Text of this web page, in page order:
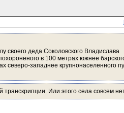
своего деда Соколовского Владислава
в 100 метрах южнее
северо-западнее крупнонаселенного
транскрипции. Или этого села совсем